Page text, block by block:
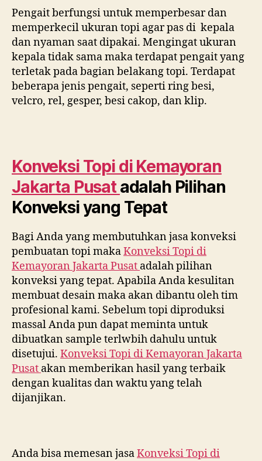
Pengait berfungsi untuk memperbesar dan
memperkecil ukuran topi agar pas di kepala
dan nyaman saat dipakai. Mengingat ukuran
kepala tidak sama maka terdapat pengait yang
terletak pada bagian belakang topi. Terdapat
beberapa jenis pengait, seperti ring besi,
velcro, rel, gesper, besi cakop, dan klip.
Konveksi Topi di Kemayoran
Jakarta Pusat adalah Pilihan
Konveksi yang Tepat
Bagi Anda yang membutuhkan jasa konveksi
pembuatan topi makaKonveksi Topi di
Kemayoran Jakarta Pusat adalah pilihan
konveksi yang tepat. Apabila Anda kesulitan
membuat desain maka akan dibantu oleh tim
profesional kami. Sebelum topi diproduksi
massal Anda pun dapat meminta untuk
dibuatkan sample terlwbih dahulu untuk
disetujui. Konveksi Topi diKemayoran Jakarta
Pusat akan memberikan hasil yang terbaik
dengan kualitas dan waktu yang telah
dijanjikan.
Anda bisa memesan jasaKonveksi Topi di